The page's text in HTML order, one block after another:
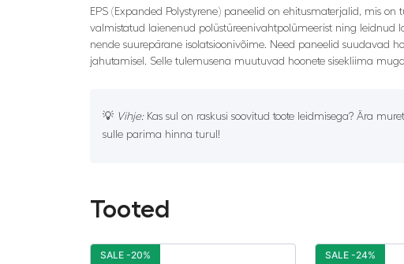
EPS (Expanded Polystyrene) paneelid on ehitusmaterjalid, mis
valmistatud laienenud polüstüreenivahtpolümeerist ning leidnud
nende suurepärane isolatsioonivõime. Need paneelid suudavad
jahutamisel. Selle tulemusena muutuvad hoonete sisekliima
💡 Vihje:Kas sul on raskusi soovitud toote leidmisega? Ära
sulle parima hinna turul!
Tooted
SALE -20% SALE -24%